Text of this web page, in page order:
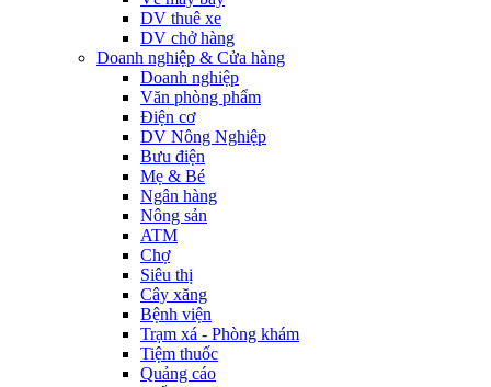
DV thuê xe
DV chở hàng
Doanh nghiệp & Cửa hàng
Doanh nghiệp
Văn phòng phẩm
Điện cơ
DV Nông Nghiệp
Bưu điện
Mẹ & Bé
Ngân hàng
Nông sản
ATM
Chợ
Siêu thị
Cây xăng
Bệnh viện
Trạm xá - Phòng khám
Tiệm thuốc
Quảng cáo